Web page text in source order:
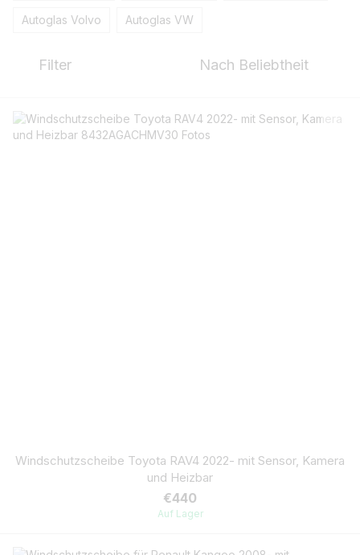
Autoglas Volvo Autoglas VW
Filter Nach Beliebtheit
Windschutzscheibe Toyota RAV4 2022- mit Sensor, Kamera
und Heizbar
€440
Auf Lager